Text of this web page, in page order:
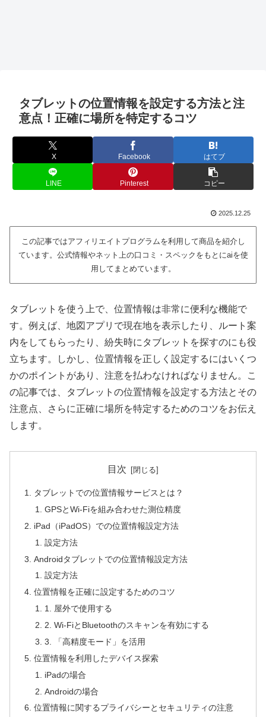
タブレットの位置情報を設定する方法と注
意点！正確に場所を特定するコツ
X Facebook はてブ
LINE Pinterest コピー
2025.12.25
この記事ではアフィリエイトプログラムを利用して商品を紹介し
ています。公式情報やネット上の口コミ・スペックをもとにaiを使
用してまとめています。
タブレットを使う上で、位置情報は非常に便利な機能で
す。例えば、地図アプリで現在地を表示したり、ルート案
内をしてもらったり、紛失時にタブレットを探すのにも役
立ちます。しかし、位置情報を正しく設定するにはいくつ
かのポイントがあり、注意を払わなければなりません。こ
の記事では、タブレットの位置情報を設定する方法とその
注意点、さらに正確に場所を特定するためのコツをお伝え
します。
目次
タブレットでの位置情報サービスとは？
GPSとWi-Fiを組み合わせた測位精度
iPad（iPadOS）での位置情報設定方法
設定方法
Androidタブレットでの位置情報設定方法
設定方法
位置情報を正確に設定するためのコツ
1. 屋外で使用する
2. Wi-FiとBluetoothのスキャンを有効にする
3. 「高精度モード」を活用
位置情報を利用したデバイス探索
iPadの場合
Androidの場合
位置情報に関するプライバシーとセキュリティの注意